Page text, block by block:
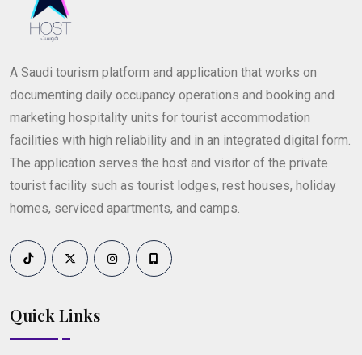
A Saudi tourism platform and application that works on
documenting daily occupancy operations and booking and
marketing hospitality units for tourist accommodation
facilities with high reliability and in an integrated digital form.
The application serves the host and visitor of the private
tourist facility such as tourist lodges, rest houses, holiday
homes, serviced apartments, and camps.
Quick Links